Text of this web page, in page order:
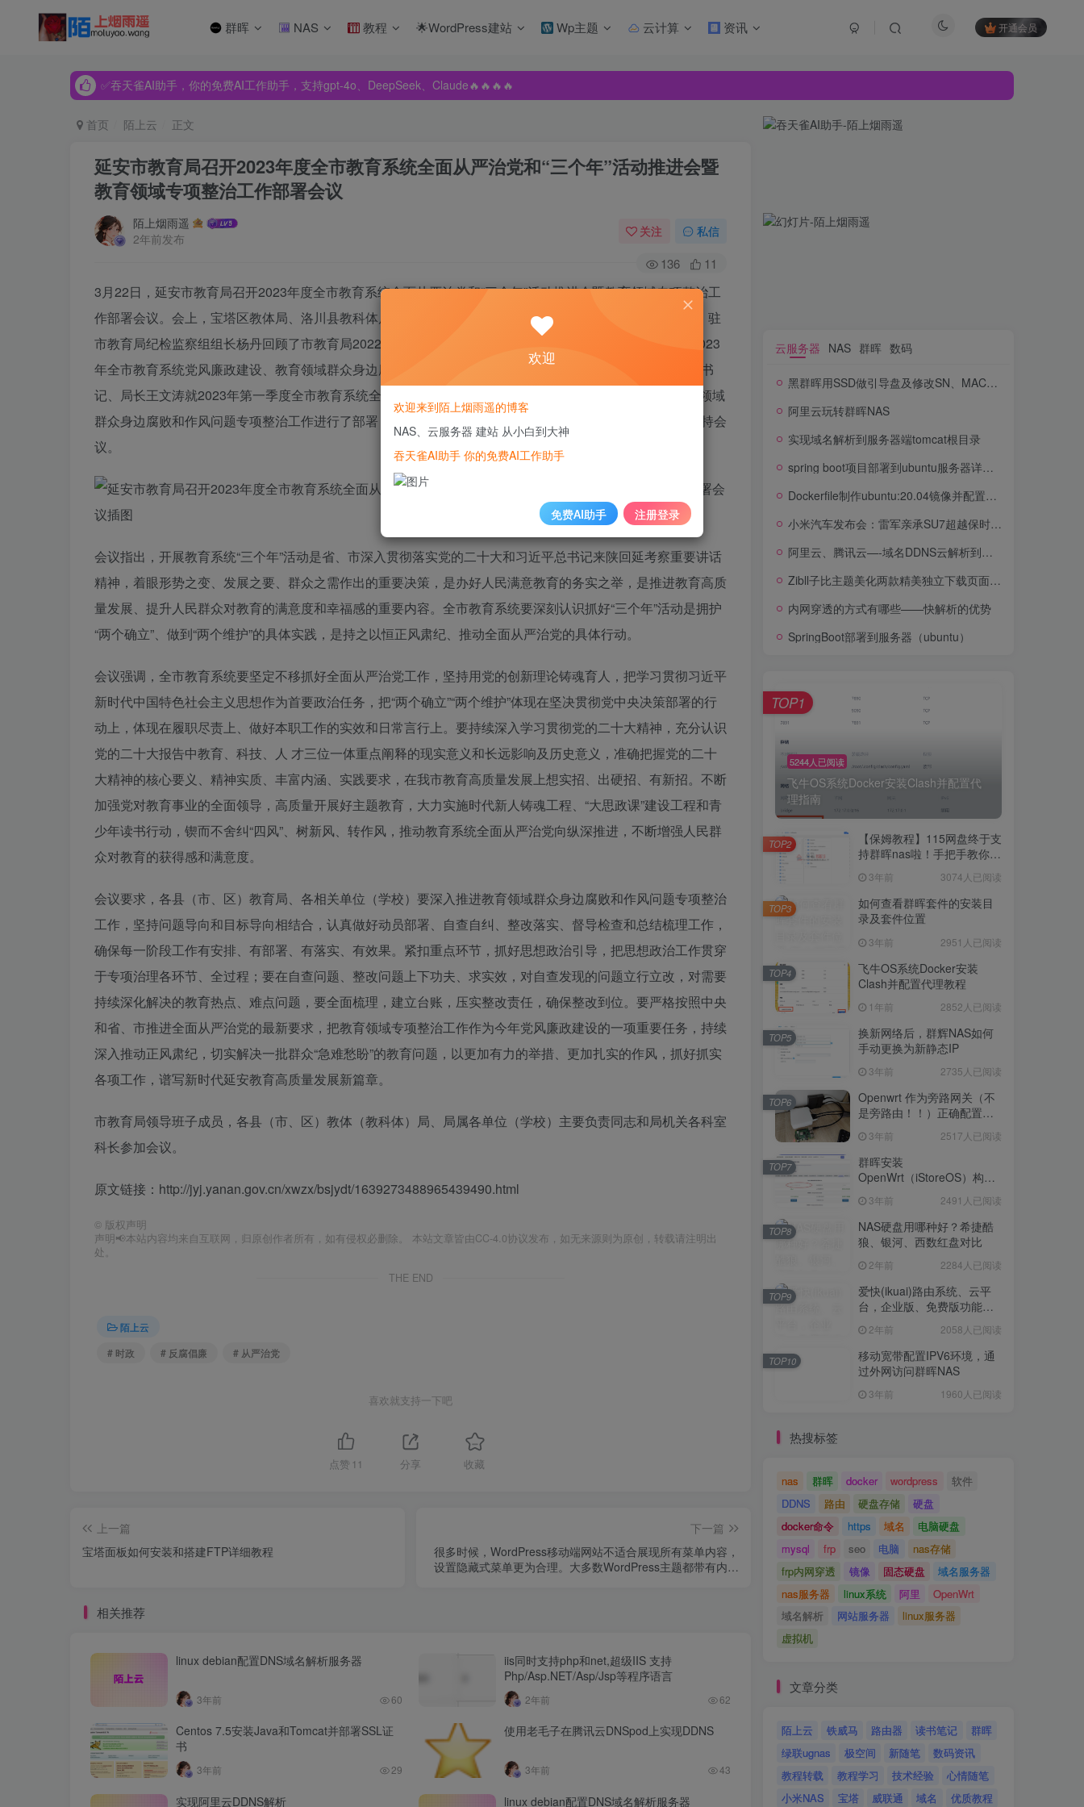
群晖 NAS 教程 🌟WordPress建站 Wp主题 云计算 资讯 开通会员
✅吞天雀AI助手，你的免费AI工作助手，支持gpt-4o、DeepSeek、Claude🔥🔥🔥🔥
✅吞天雀AI助手，你的免费AI工作助手，支持gpt-4o、DeepSeek、Claude🔥🔥🔥🔥
首页 陌上云 正文
延安市教育局召开2023年度全市教育系统全面从严治党和“三个年”活动推进会暨
教育领域专项整治工作部署会议
陌上烟雨遥
2年前发布
关注 私信
136 11
3月22日，延安市教育局召开2023年度全市教育系统全面从严治党和“三个年”活动推进会暨教育领域专项整治工
作部署会议。会上，宝塔区教体局、洛川县教科体局、延安中学等3家单位作交流发言。市教育局党委委员、驻
市教育局纪检监察组组长杨丹回顾了市教育局2022年党风廉政建设和纪检监察工作所取得的积极成效，对2023
年全市教育系统党风廉政建设、教育领域群众身边腐败和作风问题专项整治工作进行了部署；市教育局党委书
记、局长王文涛就2023年第一季度全市教育系统全面从严治党、开展“三个年”活动进行了全面总结，对教育领域
群众身边腐败和作风问题专项整治工作进行了部署，并提出了新的工作要求；市教育局党委副书记吴海明主持会
议。
会议指出，开展教育系统“三个年”活动是省、市深入贯彻落实党的二十大和习近平总书记来陕回延考察重要讲话
精神，着眼形势之变、发展之要、群众之需作出的重要决策，是办好人民满意教育的务实之举，是推进教育高质
量发展、提升人民群众对教育的满意度和幸福感的重要内容。全市教育系统要深刻认识抓好“三个年”活动是拥护
“两个确立”、做到“两个维护”的具体实践，是持之以恒正风肃纪、推动全面从严治党的具体行动。
会议强调，全市教育系统要坚定不移抓好全面从严治党工作，坚持用党的创新理论铸魂育人，把学习贯彻习近平
新时代中国特色社会主义思想作为首要政治任务，把“两个确立”“两个维护”体现在坚决贯彻党中央决策部署的行
动上，体现在履职尽责上、做好本职工作的实效和日常言行上。要持续深入学习贯彻党的二十大精神，充分认识
党的二十大报告中教育、科技、人 才三位一体重点阐释的现实意义和长远影响及历史意义，准确把握党的二十
大精神的核心要义、精神实质、丰富内涵、实践要求，在我市教育高质量发展上想实招、出硬招、有新招。不断
加强党对教育事业的全面领导，高质量开展好主题教育，大力实施时代新人铸魂工程、“大思政课”建设工程和青
少年读书行动，锲而不舍纠“四风”、树新风、转作风，推动教育系统全面从严治党向纵深推进，不断增强人民群
众对教育的获得感和满意度。
会议要求，各县（市、区）教育局、各相关单位（学校）要深入推进教育领域群众身边腐败和作风问题专项整治
工作，坚持问题导向和目标导向相结合，认真做好动员部署、自查自纠、整改落实、督导检查和总结梳理工作，
确保每一阶段工作有安排、有部署、有落实、有效果。紧扣重点环节，抓好思想政治引导，把思想政治工作贯穿
于专项治理各环节、全过程；要在自查问题、整改问题上下功夫、求实效，对自查发现的问题立行立改，对需要
持续深化解决的教育热点、难点问题，要全面梳理，建立台账，压实整改责任，确保整改到位。要严格按照中央
和省、市推进全面从严治党的最新要求，把教育领域专项整治工作作为今年党风廉政建设的一项重要任务，持续
深入推动正风肃纪，切实解决一批群众“急难愁盼”的教育问题，以更加有力的举措、更加扎实的作风，抓好抓实
各项工作，谱写新时代延安教育高质量发展新篇章。
市教育局领导班子成员，各县（市、区）教体（教科体）局、局属各单位（学校）主要负责同志和局机关各科室
科长参加会议。
原文链接：http://jyj.yanan.gov.cn/xwzx/bsjydt/1639273488965439490.html
© 版权声明
声明📢本站内容均来自互联网，归原创作者所有，如有侵权必删除。 本站文章皆由CC-4.0协议发布，如无来源则为原创，转载请注明出
处。
THE END
陌上云
# 时政
# 反腐倡廉 # 从严治党
喜欢就支持一下吧
点赞 11 分享 收藏
上一篇
宝塔面板如何安装和搭建FTP详细教程
下一篇
很多时候，WordPress移动端网站不适合展现所有菜单内容，
设置隐藏式菜单更为合理。大多数WordPress主题都带有内置
相关推荐
linux debian配置DNS域名解析服务器
3年前 60
iis同时支持php和net,超级IIS 支持
Php/Asp.NET/Asp/Jsp等程序语言
2年前 62
Centos 7.5安装Java和Tomcat并部署SSL证
书
3年前 29
使用老毛子在腾讯云DNSpod上实现DDNS
3年前 43
实现阿里云DDNS解析 linux debian配置DNS域名解析服务器
云服务器 NAS 群晖 数码
黑群晖用SSD做引导盘及修改SN、MAC的方法（蜗牛星际/暴风播酷云等机器适用）
阿里云玩转群晖NAS
实现域名解析到服务器端tomcat根目录
spring boot项目部署到ubuntu服务器详细教程
Dockerfile制作ubuntu:20.04镜像并配置python3.9的环境以及基于python镜像构建环境
小米汽车发布会：雷军亲承SU7超越保时捷TaycanTur
阿里云、腾讯云—-域名DDNS云解析到动态IP
Zibll子比主题美化两款精美独立下载页面美化
内网穿透的方式有哪些——快解析的优势
SpringBoot部署到服务器（ubuntu）
5244人已阅读
飞牛OS系统Docker安装Clash并配置代
理指南
TOP1
【保姆教程】115网盘终于支
持群晖nas啦！手把手教你群
盘！3年前 3074人已阅读
TOP2
如何查看群晖套件的安装目
录及套件位置
3年前 2951人已阅读
TOP3
飞牛OS系统Docker安装
Clash并配置代理教程
1年前 2852人已阅读
TOP4
换新网络后，群辉NAS如何
手动更换为新静态IP
3年前 2735人已阅读
TOP5
Openwrt 作为旁路网关（不
是旁路由！！）正确配置方
3年前 2517人已阅读
TOP6
群晖安装
OpenWrt（iStoreOS）构建
3年前 2491人已阅读
TOP7
NAS硬盘用哪种好？希捷酷
狼、银河、西数红盘对比
2年前 2284人已阅读
TOP8
爱快(ikuai)路由系统、云平
台，企业版、免费版功能对
2年前 2058人已阅读
TOP9
移动宽带配置IPV6环境，通
过外网访问群晖NAS
3年前 1960人已阅读
TOP10
热搜标签
nas 群晖 docker wordpress
软件
DDNS
路由 硬盘存储
硬盘
docker命令
https 域名
电脑硬盘
mysql
frp seo 电脑
nas存储
frp内网穿透
镜像 固态硬盘
域名服务器
nas服务器
linux系统 阿里
OpenWrt
域名解析
网站服务器
linux服务器
虚拟机
文章分类
陌上云 铁威马 路由器 读书笔记
群晖
绿联ugnas
极空间 新随笔
数码资讯
教程转载
教程学习 技术经验
心情随笔
小米NAS
宝塔 威联通 域名 优质教程
欢迎
欢迎来到陌上烟雨遥的博客
NAS、云服务器 建站 从小白到大神
吞天雀AI助手 你的免费AI工作助手
免费AI助手 注册登录